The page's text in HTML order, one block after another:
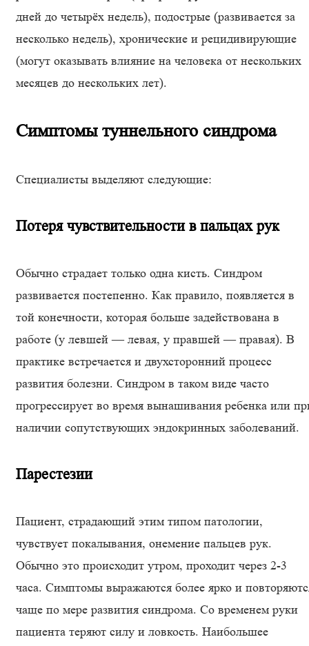
дней до четырёх недель), подострые (развивается за
несколько недель), хронические и рецидивирующие
(могут оказывать влияние на человека от нескольких
месяцев до нескольких лет).
Симптомы туннельного синдрома
Специалисты выделяют следующие:
Потеря чувствительности в пальцах рук
Обычно страдает только одна кисть. Синдром
развивается постепенно. Как правило, появляется в
той конечности, которая больше задействована в
работе (у левшей — левая, у правшей — правая). В
практике встречается и двухсторонний процесс
развития болезни. Синдром в таком виде часто
прогрессирует во время вынашивания ребенка или
наличии сопутствующих эндокринных заболеваний.
Парестезии
Пациент, страдающий этим типом патологии,
чувствует покалывания, онемение пальцев рук.
Обычно это происходит утром, проходит через 2-3
часа. Симптомы выражаются более ярко и
чаще по мере развития синдрома. Со временем руки
пациента теряют силу и ловкость. Наибольшее